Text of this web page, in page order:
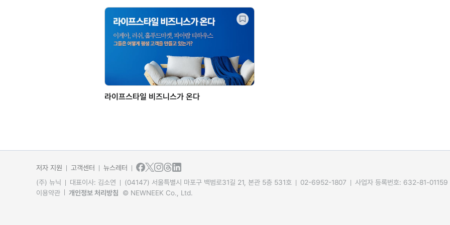
라이프스타일 비즈니스가 온다
저자 지원 고객센터
뉴스레터
(주) 뉴닉
대표이사: 김소연 (04147) 서울특별시 마포구 백범로31길 21, 본관 5층 531호 02-6952-1807 사업자 등록번호: 632-81-01159
이용약관
개인정보 처리방침 © NEWNEEK Co., Ltd.